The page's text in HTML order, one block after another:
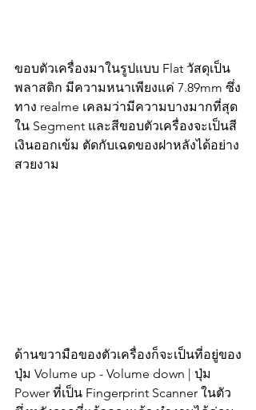
ขอบตัวเครื่องมาในรูปแบบ Flat วัสดุเป็น
พลาสติก มีความหนาเพียงแค่ 7.89mm ซึ่ง
ทาง realme เคลมว่ามีความบางมากที่สุด
ใน Segment และสีขอบตัวเครื่องจะเป็นสี
เงินออกเข้ม ตัดกับเฉดของฝาหลังได้อย่าง
สวยงาม
ด้านขวามือของตัวเครื่องก็จะเป็นที่อยู่ของ
ปุ่ม Volume up - Volume down | ปุ่ม
Power ที่เป็น Fingerprint Scanner ในตัว